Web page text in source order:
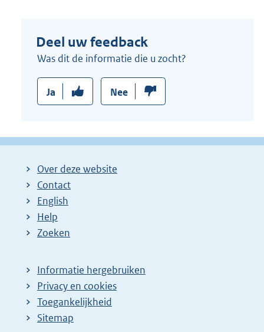
Deel uw feedback
Was dit de informatie die u zocht?
Ja Nee
Over deze website
Contact
English
Help
Zoeken
Informatie hergebruiken
Privacy en cookies
Toegankelijkheid
Sitemap